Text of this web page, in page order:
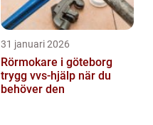
31 januari 2026
Rörmokare i göteborg
trygg vvs-hjälp när du
behöver den